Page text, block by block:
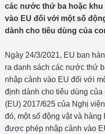
các nước thứ ba hoặc
vào EU đối với một số
dành cho tiêu dùng của
Ngày 24/3/2021, EU ban
ra danh sách các nước thứ
nhập cảnh vào EU đối với
định dành cho tiêu dùng
(EU) 2017/625 của Nghị
đó, một số động vật và
được phép nhập cảnh vào